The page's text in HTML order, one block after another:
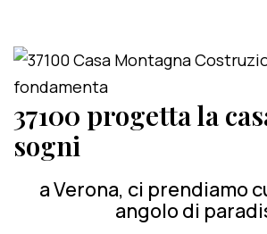
37100 progetta la
sogni
a Verona, ci prendiamo
angolo di